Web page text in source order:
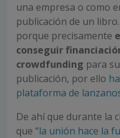
una empresa o como
publicación de un
porque precisamente
conseguir
crowdfunding para
publicación, por ello
plataforma de
De ahí que durante la
que “la unión hace la